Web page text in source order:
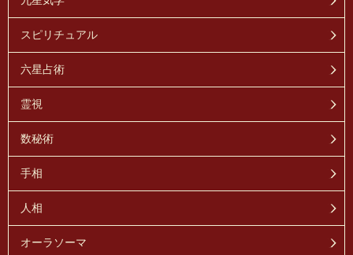
スピリチュアル
六星占術
霊視
数秘術
手相
人相
オーラソーマ